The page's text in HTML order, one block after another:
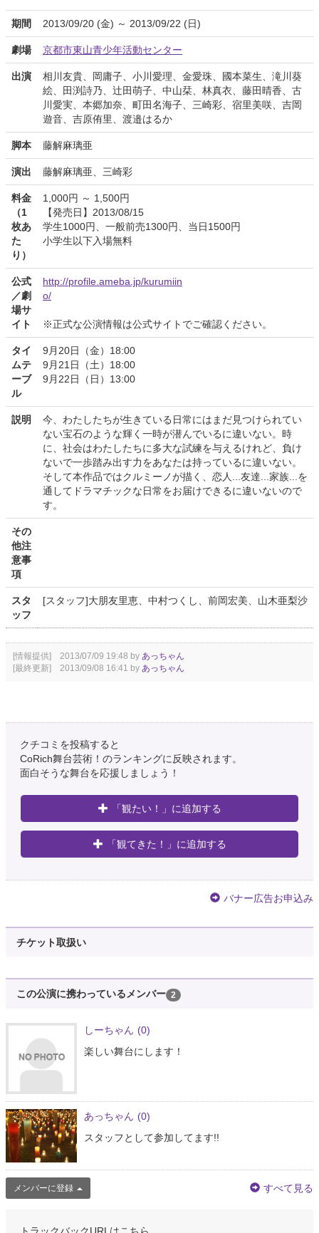
期間 2013/09/20 (金) ～ 2013/09/22 (日)
劇場 京都市東山青少年活動センター
出演
相川友貴、岡庸子、小川愛理、金愛珠、國本菜生、滝川葵
絵、田渕詩乃、辻田萌子、中山栞、林真衣、藤田晴香、古
川愛実、本郷加奈、町田名海子、三崎彩、宿里美咲、吉岡
遊音、吉原侑里、渡邉はるか
脚本 藤解麻璃亜
演出 藤解麻璃亜、三崎彩
料金
（1
枚あ
た
り）
1,000円 ～ 1,500円
【発売日】2013/08/15
学生1000円、一般前売1300円、当日1500円
小学生以下入場無料
公式
／劇
場サ
イト
http://profile.ameba.jp/kurumiin
o/
※正式な公演情報は公式サイトでご確認ください。
タイ
ムテ
ーブ
ル
9月20日（金）18:00
9月21日（土）18:00
9月22日（日）13:00
説明
今、わたしたちが生きている日常にはまだ見つけられてい
ない宝石のような輝く一時が潜んでいるに違いない。時
に、社会はわたしたちに多大な試練を与えるけれど、負け
ないで一歩踏み出す力をあなたは持っているに違いない。
そして本作品ではクルミーノが描く、恋人...友達...家族...を
通してドラマチックな日常をお届けできるに違いないので
す。
その
他注
意事
項
スタ
ッフ
[スタッフ]大朋友里恵、中村つくし、前岡宏美、山木亜梨沙
[情報提供] 2013/07/09 19:48 by あっちゃん
[最終更新] 2013/09/08 16:41 by あっちゃん
クチコミを投稿すると
CoRich舞台芸術！のランキングに反映されます。
面白そうな舞台を応援しましょう！
「観たい！」に追加する
「観てきた！」に追加する
バナー広告お申込み
チケット取扱い
この公演に携わっているメンバー 2
しーちゃん (0)
楽しい舞台にします！
あっちゃん (0)
スタッフとして参加してます!!
メンバーに登録 すべて見る